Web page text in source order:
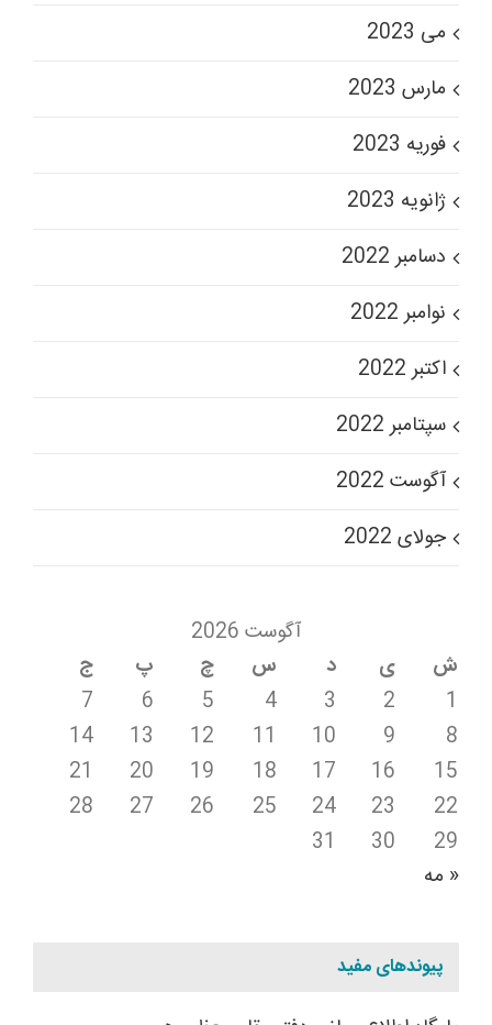
می 2023
مارس 2023
فوریه 2023
ژانویه 2023
دسامبر 2022
نوامبر 2022
اکتبر 2022
سپتامبر 2022
آگوست 2022
جولای 2022
آگوست 2026
ش
ی د س چ پ
ج
1
2
3
4
5
6
7
8
9
10
11
12
13
14
15
16
17
18
19
20
21
22
23
24
25
26
27
28
29
30
31
« مه
پیوندهای مفید